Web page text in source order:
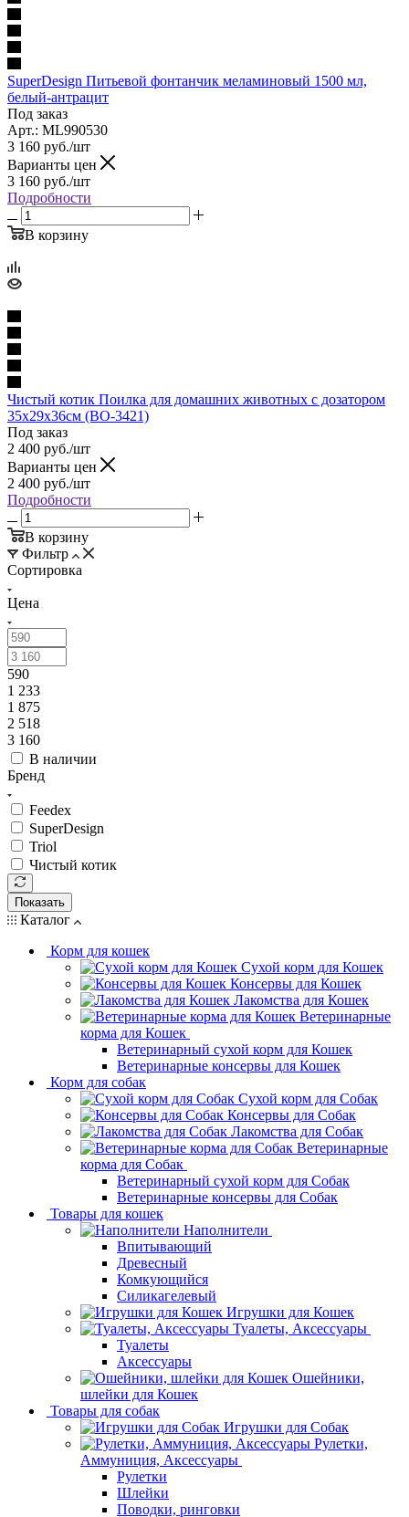
SuperDesign Питьевой фонтанчик меламиновый 1500 мл,
белый-антрацит
Под заказ
Арт.: ML990530
3 160 руб./шт
Варианты цен
3 160 руб./шт
Подробности
В корзину
Чистый котик Поилка для домашних животных с дозатором
35х29х36см (ВО-3421)
Под заказ
2 400 руб./шт
Варианты цен
2 400 руб./шт
Подробности
В корзину
Фильтр
Сортировка
Цена
590
1 233
1 875
2 518
3 160
В наличии
Бренд
Feedex
SuperDesign
Triol
Чистый котик
Показать
Каталог
Корм для кошек
Сухой корм для Кошек
Консервы для Кошек
Лакомства для Кошек
Ветеринарные
корма для Кошек
Ветеринарный сухой корм для Кошек
Ветеринарные консервы для Кошек
Корм для собак
Сухой корм для Собак
Консервы для Собак
Лакомства для Собак
Ветеринарные
корма для Собак
Ветеринарный сухой корм для Собак
Ветеринарные консервы для Собак
Товары для кошек
Наполнители
Впитывающий
Древесный
Комкующийся
Силикагелевый
Игрушки для Кошек
Туалеты, Аксессуары
Туалеты
Аксессуары
Ошейники,
шлейки для Кошек
Товары для собак
Игрушки для Собак
Рулетки,
Аммуниция, Аксессуары
Рулетки
Шлейки
Поводки, ринговки